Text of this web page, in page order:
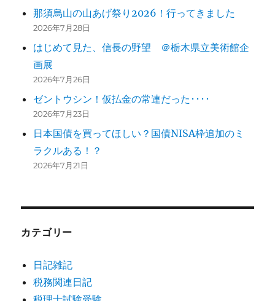
ン那須烏山の山あげ祭り2026！行ってきました
2026年7月28日
はじめて見た、信長の野望 ＠栃木県立美術館企
画展
2026年7月26日
ゼントウシン！仮払金の常連だった････
2026年7月23日
日本国債を買ってほしい？国債NISA枠追加のミ
ラクルある！？
2026年7月21日
カテゴリー
日記雑記
税務関連日記